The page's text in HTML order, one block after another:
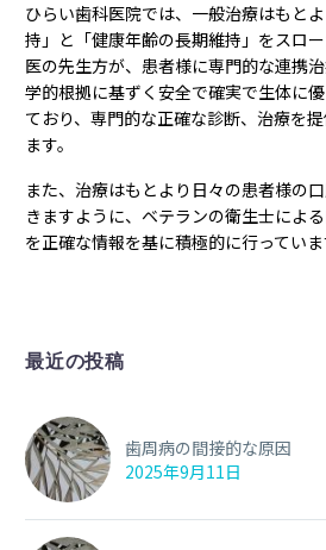
ひらい歯科医院では、一般治療はもと
持」と「健康年齢の長期維持」をスロ
医の先生方が、患者様に専門的な連携
学的根拠に基ずく安全で確実で生体に
ており、専門的な正確な診断、治療を
ます。
また、治療はもとより日々の患者様の
きますように、ベテランの衛生士によ
を正確な情報を基に積極的に行っていま
最近の投稿
歯周病の間接的な原因
2025年9月11日